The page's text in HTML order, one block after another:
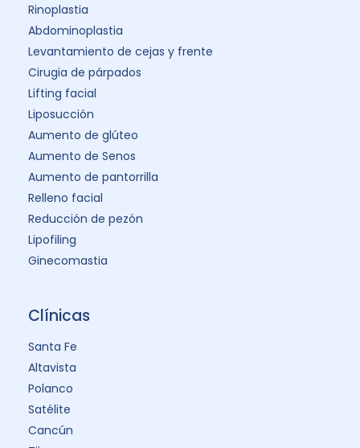
Rinoplastia
Abdominoplastia
Levantamiento de cejas y frente
Cirugia de párpados
Lifting facial
Liposucción
Aumento de glúteo
Aumento de Senos
Aumento de pantorrilla
Relleno facial
Reducción de pezón
Lipofiling
Ginecomastia
Clínicas
Santa Fe
Altavista
Polanco
Satélite
Cancún